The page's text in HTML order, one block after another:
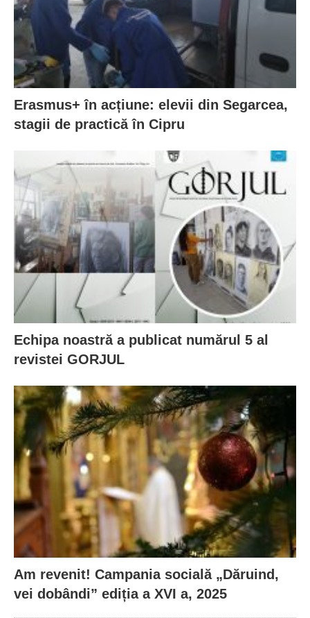
Erasmus+ în acțiune: elevii din Segarcea,
stagii de practică în Cipru
Echipa noastră a publicat numărul 5 al
revistei GORJUL
Am revenit! Campania socială „Dăruind,
vei dobândi” ediția a XVI a, 2025